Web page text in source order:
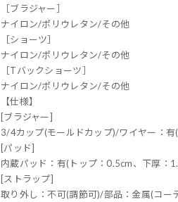
［ブラジャー］
ナイロン/ポリウレタン/その他
［ショーツ］
ナイロン/ポリウレタン/その他
［Tバックショーツ］
ナイロン/ポリウレタン/その他
【仕様】
[ブラジャー]
3/4カップ(モールドカップ)/ワイヤー：有
[パッド]
内蔵パッド：有(トップ：0.5cm、下厚：
[ストラップ]
取り外し：不可(調節可)/部品：金属(コ